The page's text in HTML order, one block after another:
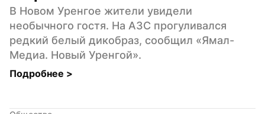
В Новом Уренгое жители увидели
необычного гостя. На АЗС прогуливался
редкий белый дикобраз, сообщил «Ямал-
Медиа. Новый Уренгой».
Подробнее >